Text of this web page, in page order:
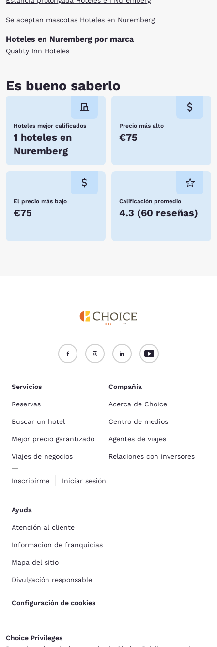
Se aceptan mascotas Hoteles en Nuremberg
Hoteles en Nuremberg por marca
Quality Inn Hoteles
Es bueno saberlo
Hoteles mejor calificados
1 hoteles en
Nuremberg
Precio más alto
€75
El precio más bajo
€75
Calificación promedio
4.3 (60 reseñas)
Servicios
Reservas
Buscar un hotel
Mejor precio garantizado
Viajes de negocios
Inscribirme Iniciar sesión
Compañía
Acerca de Choice
Centro de medios
Agentes de viajes
Relaciones con inversores
Ayuda
Atención al cliente
Información de franquicias
Mapa del sitio
Divulgación responsable
Configuración de cookies
Choice Privileges